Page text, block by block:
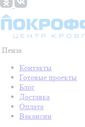
Пенза
Контакты
Готовые проекты
Блог
Доставка
Оплата
Вакансии